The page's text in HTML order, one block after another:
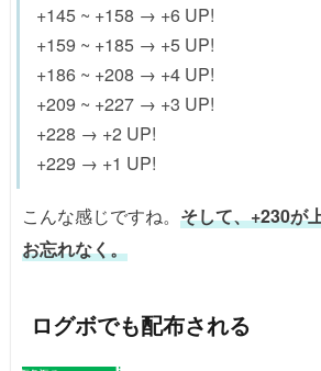
+145 ~ +158 → +6 UP!
+159 ~ +185 → +5 UP!
+186 ~ +208 → +4 UP!
+209 ~ +227 → +3 UP!
+228 → +2 UP!
+229 → +1 UP!
こんな感じですね。 そして、+230が
お忘れなく。
ログボでも配布される